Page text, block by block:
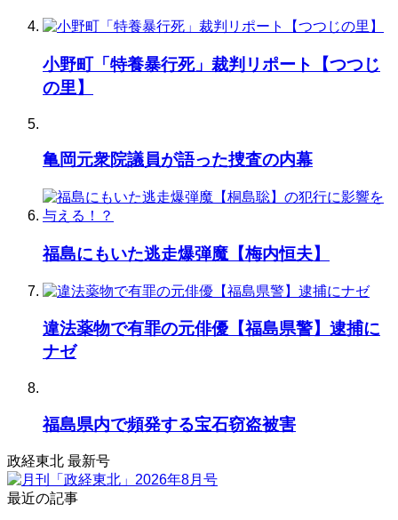
小野町「特養暴行死」裁判リポート【つつじ
の里】
亀岡元衆院議員が語った捜査の内幕
福島にもいた逃走爆弾魔【梅内恒夫】
違法薬物で有罪の元俳優【福島県警】逮捕に
ナゼ
福島県内で頻発する宝石窃盗被害
政経東北 最新号
最近の記事